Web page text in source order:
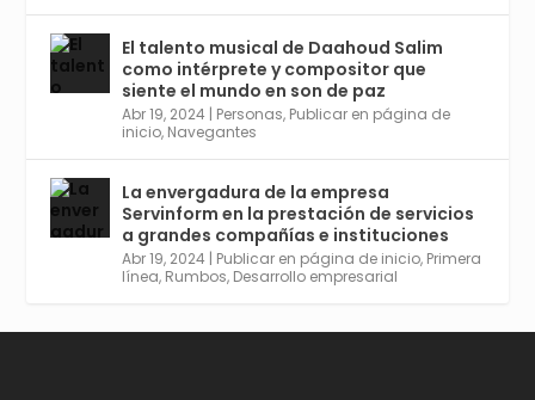
Avata
Sevilla World @worldsevilla ·
30 Abr 2024
Aprovéchalo si vives en Sevilla capital o
provincia. Curso gratuito en Internet de las
Cosas, Inteligencia Artificial y Smart Cities
plazo acaba el 2 de mayo. Dota de gran
empleabilidad. Ver y enlace a inscripción:
https://tinyurl.com/yu5xhwjr
El talento musical de Daahoud Salim
como intérprete y compositor que
siente el mundo en son de paz
Abr 19, 2024 | Personas, Publicar en página de
inicio, Navegantes
La envergadura de la empresa
Servinform en la prestación de servicios
a grandes compañías e instituciones
Abr 19, 2024 | Publicar en página de inicio, Primera
línea, Rumbos, Desarrollo empresarial